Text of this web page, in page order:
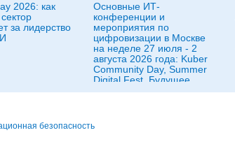
2026: как
за лидерство
Основные ИТ-
конференции и
мероприятия по
цифровизации в Москве
на неделе 27 июля - 2
августа 2026 года: Kuber
Community Day, Summer
Digital Fest, Будущее
исследований в
безопасность